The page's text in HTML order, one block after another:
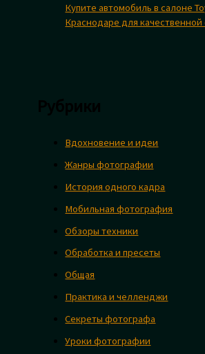
Купите автомобиль в салоне
Краснодаре для
Вдохновение и идеи
Жанры фотографии
История одного кадра
Мобильная фотография
Обзоры техники
Обработка и пресеты
Общая
Практика и челленджи
Секреты фотографа
Уроки фотографии